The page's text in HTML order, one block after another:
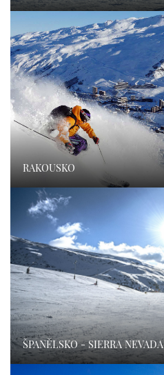
RAKOUSKO
ŠPANĚLSKO - SIERRA NEVADA